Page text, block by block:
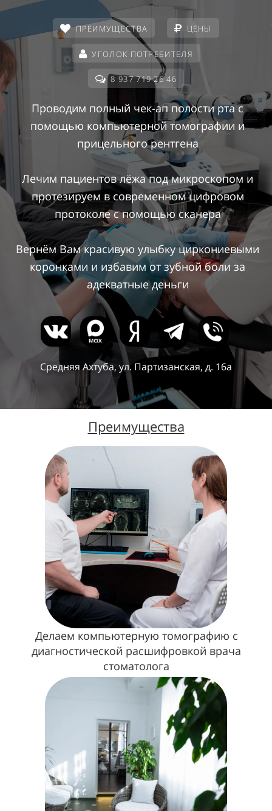
ПРЕИМУЩЕСТВА ЦЕНЫ
УГОЛОК ПОТРЕБИТЕЛЯ
8 937 719 26 46
Проводим полный чек-ап полости рта с
помощью компьютерной томографии и
прицельного рентгена
Лечим пациентов лёжа под микроскопом и
протезируем в современном цифровом
протоколе с помощью сканера
Вернём Вам красивую улыбку циркониевыми
коронками и избавим от зубной боли за
адекватные деньги
Средняя Ахтуба, ул. Партизанская, д. 16а
Преимущества
Делаем компьютерную томографию с
диагностической расшифровкой врача
стоматолога